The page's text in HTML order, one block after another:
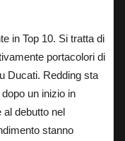
in Top 10. Si tratta di
portacolori di
Ducati. Redding sta
un inizio in
debutto nel
stanno